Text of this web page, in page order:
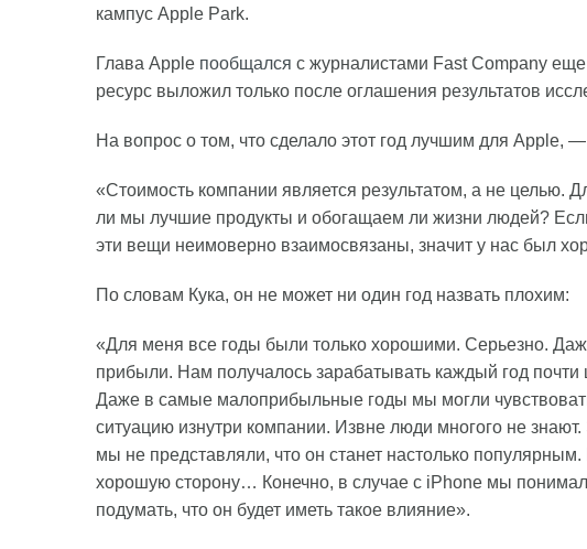
кампус Apple Park.
Глава Apple пообщался с журналистами Fast Company
ресурс выложил только после оглашения результатов
На вопрос о том, что сделало этот год лучшим для Apple,
«Стоимость компании является результатом, а не
ли мы лучшие продукты и обогащаем ли жизни людей?
эти вещи неимоверно взаимосвязаны, значит у нас был
По словам Кука, он не может ни один год назвать плохим:
«Для меня все годы были только хорошими. Серьезно.
прибыли. Нам получалось зарабатывать каждый год
Даже в самые малоприбыльные годы мы могли
ситуацию изнутри компании. Извне люди многого не
мы не представляли, что он станет настолько
хорошую сторону… Конечно, в случае с iPhone мы
подумать, что он будет иметь такое влияние».